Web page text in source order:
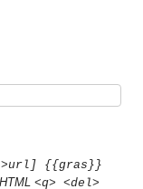
{{gras}}
<q> <del>